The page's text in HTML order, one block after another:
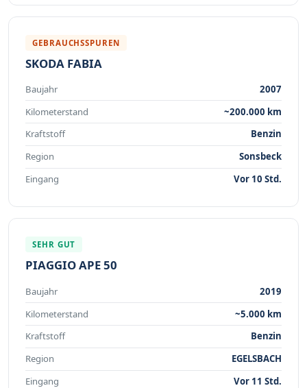
GEBRAUCHSSPUREN
SKODA FABIA
Baujahr
2007
Kilometerstand
~200.000 km
Kraftstoff
Benzin
Region
Sonsbeck
Eingang
Vor 10 Std.
SEHR GUT
PIAGGIO APE 50
Baujahr
2019
Kilometerstand
~5.000 km
Kraftstoff
Benzin
Region
EGELSBACH
Eingang
Vor 11 Std.